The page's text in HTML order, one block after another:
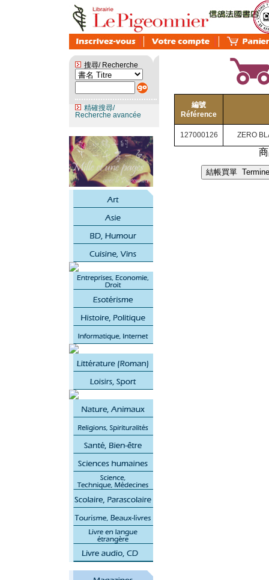
搜尋/ Recherche
精確搜尋/
Recherche avancée
編號
Référence
127000126 ZERO